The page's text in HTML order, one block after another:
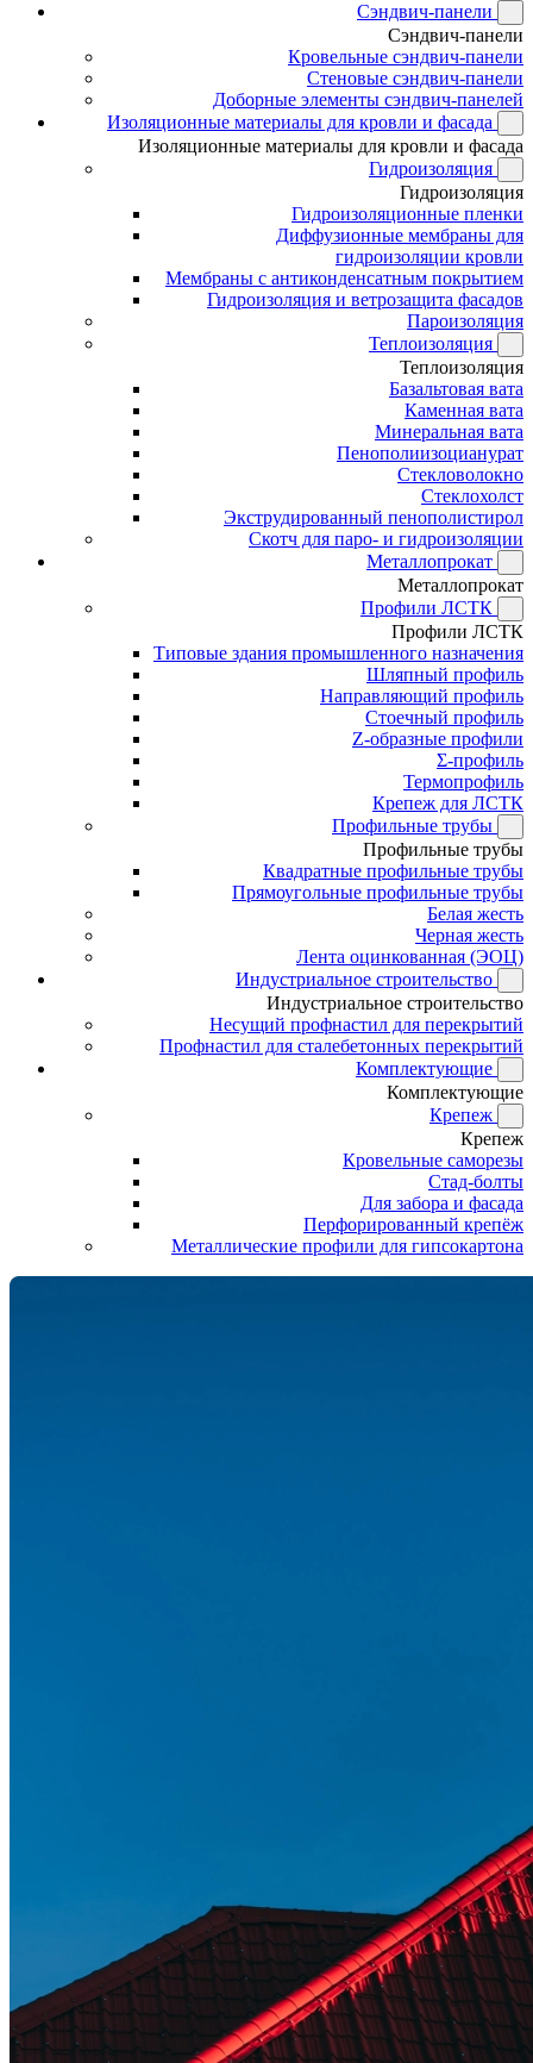
Сэндвич-панели
Сэндвич-панели
Кровельные сэндвич-панели
Стеновые сэндвич-панели
Доборные элементы сэндвич-панелей
Изоляционные материалы для кровли и фасада
Изоляционные материалы для кровли и фасада
Гидроизоляция
Гидроизоляция
Гидроизоляционные пленки
Диффузионные мембраны для
гидроизоляции кровли
Мембраны с антиконденсатным покрытием
Гидроизоляция и ветрозащита фасадов
Пароизоляция
Теплоизоляция
Теплоизоляция
Базальтовая вата
Каменная вата
Минеральная вата
Пенополиизоцианурат
Стекловолокно
Стеклохолст
Экструдированный пенополистирол
Скотч для паро- и гидроизоляции
Металлопрокат
Металлопрокат
Профили ЛСТК
Профили ЛСТК
Типовые здания промышленного назначения
Шляпный профиль
Направляющий профиль
Стоечный профиль
Z-образные профили
Σ-профиль
Термопрофиль
Крепеж для ЛСТК
Профильные трубы
Профильные трубы
Квадратные профильные трубы
Прямоугольные профильные трубы
Белая жесть
Черная жесть
Лента оцинкованная (ЭОЦ)
Индустриальное строительство
Индустриальное строительство
Несущий профнастил для перекрытий
Профнастил для сталебетонных перекрытий
Комплектующие
Комплектующие
Крепеж
Крепеж
Кровельные саморезы
Стад-болты
Для забора и фасада
Перфорированный крепёж
Металлические профили для гипсокартона